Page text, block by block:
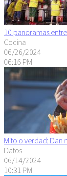
10 panoramas
Cocina
06/26/2024
06:16 PM
Mito o verdad: Dan
Datos
06/14/2024
10:31 PM